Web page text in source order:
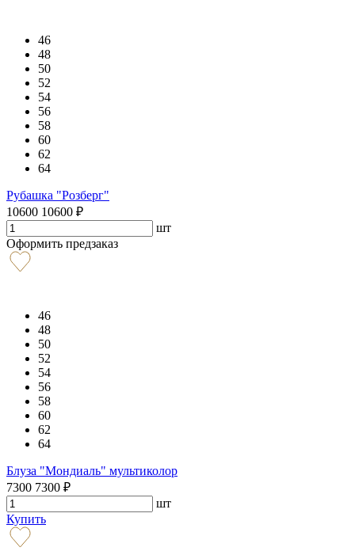
46
48
50
52
54
56
58
60
62
64
Рубашка "Розберг"
10600 10600 ₽
шт
Оформить предзаказ
46
48
50
52
54
56
58
60
62
64
Блуза "Мондиаль" мультиколор
7300 7300 ₽
шт
Купить